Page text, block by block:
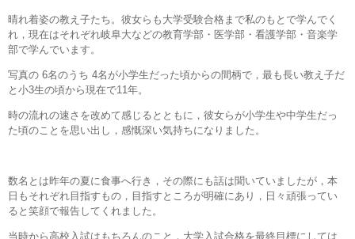
晴れ着姿の教え子たち。彼女らも大学受験合格まで私のもとで学んでく
れ，現在はそれぞれ岐阜大などの教育学部・医学部・看護学部・音楽学
部で学んでいます。
写真の 6名のうち 4名が小学生だった頃からの間柄で，最も長い教え子だ
と小3生の頃から現在で11年。
時の流れの速さを改めて感じるとともに，彼女らが小学生や中学生だっ
た頃のことを思い出し，感慨深い気持ちになりました。
数名とは昨年の夏に食事へ行き，その際にも話は聞いていましたが，本
日もそれぞれ目指すもの，目指すところが明確にあり，日々頑張ってい
ると笑顔で報告してくれました。
当時から高校入試はもちろんのこと，大学入試合格を最終目標にしては